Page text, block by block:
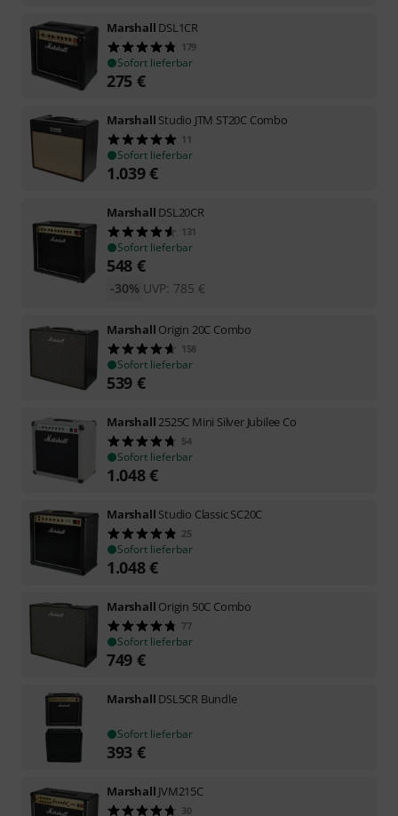
Marshall DSL1CR
179
Sofort lieferbar
275 €
Marshall Studio JTM ST20C Combo
11
Sofort lieferbar
1.039€
Marshall DSL20CR
131
Sofort lieferbar
548 €
UVP: 785 €
-30%
Marshall Origin 20C Combo
158
Sofort lieferbar
539 €
Marshall 2525C Mini Silver Jubilee Co
54
Sofort lieferbar
1.048€
Marshall Studio Classic SC20C
25
Sofort lieferbar
1.048€
Marshall Origin 50C Combo
77
Sofort lieferbar
749 €
Marshall DSL5CR Bundle
Sofort lieferbar
393 €
Marshall JVM215C
30